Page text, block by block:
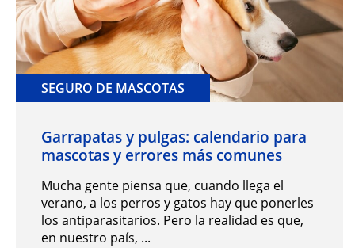
SEGURO DE MASCOTAS
Garrapatas y pulgas: calendario para
mascotas y errores más comunes
Mucha gente piensa que, cuando llega el
verano, a los perros y gatos hay que ponerles
los antiparasitarios. Pero la realidad es que,
en nuestro país, ...